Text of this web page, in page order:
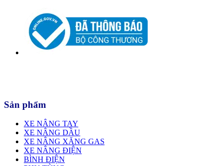
Sản phẩm
XE NÂNG TAY
XE NÂNG DẦU
XE NÂNG XĂNG GAS
XE NÂNG ĐIỆN
BÌNH ĐIỆN